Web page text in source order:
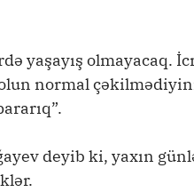
yaşayış olmayacaq.
normal
deyib ki, yaxın